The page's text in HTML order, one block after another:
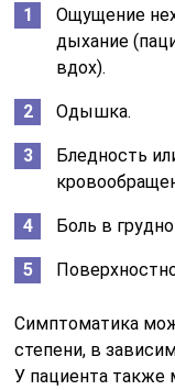
Ощущение
дыхание
вдох).
Одышка.
Бледность
Боль в
Симптоматика
степени, в
У пациента также